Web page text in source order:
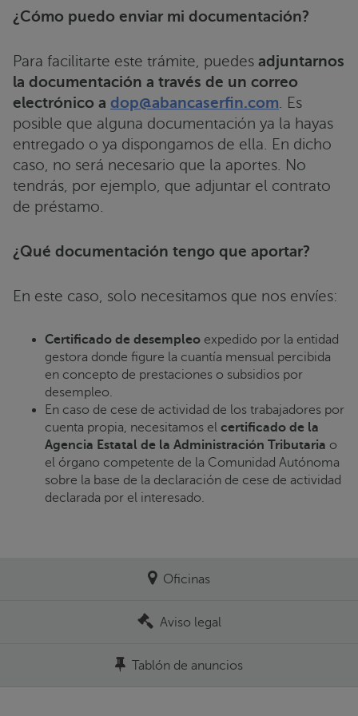
¿Cómo puedo enviar mi documentación?
Para facilitarte este trámite, puedes adjuntarnos
la documentación a través de un correo
electrónico a dop@abancaserfin.com . Es
posible que alguna documentación ya la hayas
entregado o ya dispongamos de ella. En dicho
caso, no será necesario que la aportes. No
tendrás, por ejemplo, que adjuntar el contrato
de préstamo.
¿Qué documentación tengo que aportar?
En este caso, solo necesitamos que nos envíes:
Certificado de desempleo expedido por la entidad
gestora donde figure la cuantía mensual percibida
en concepto de prestaciones o subsidios por
desempleo.
En caso de cese de actividad de los trabajadores por
cuenta propia, necesitamos el certificado de la
Agencia Estatal de la Administración Tributaria o
el órgano competente de la Comunidad Autónoma
sobre la base de la declaración de cese de actividad
declarada por el interesado.
Oficinas
Aviso legal
Tablón de anuncios